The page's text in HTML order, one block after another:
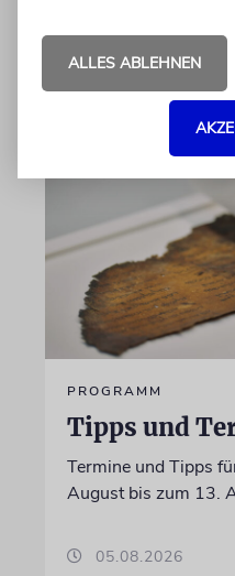
PROGRAMM
Tipps und
Termine und Tipps
August bis zum 13.
05.08.2026
ALLES ABLEHNEN